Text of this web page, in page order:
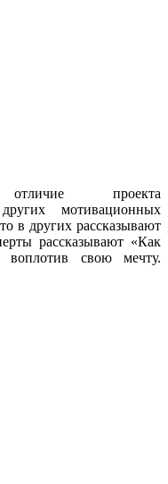
проекта
мотивационных
в других рассказывают
рассказывают «Как
свою мечту.